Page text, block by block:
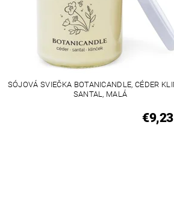
SÓJOVÁ SVIEČKA BOTANICANDLE, CÉDER
SANTAL, MALÁ
€9,23